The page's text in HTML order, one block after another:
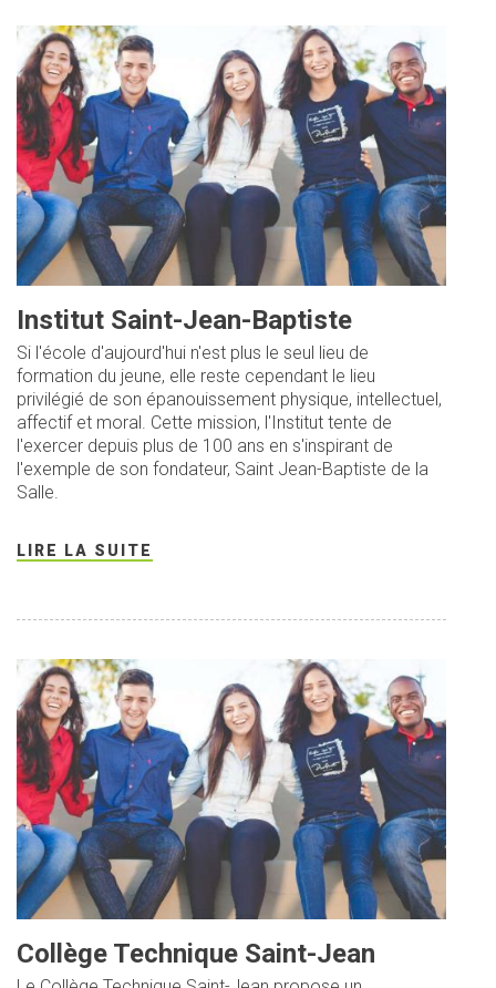
Institut Saint-Jean-Baptiste
Si l'école d'aujourd'hui n'est plus le seul lieu de
formation du jeune, elle reste cependant le lieu
privilégié de son épanouissement physique, intellectuel,
affectif et moral. Cette mission, l'Institut tente de
l'exercer depuis plus de 100 ans en s'inspirant de
l'exemple de son fondateur, Saint Jean-Baptiste de la
Salle.
LIRE LA SUITE
Collège Technique Saint-Jean